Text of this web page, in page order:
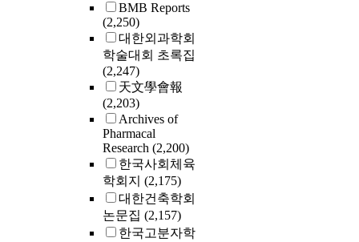
BMB Reports
(2,250)
대한외과학회
학술대회 초록집
(2,247)
天文學會報
(2,203)
Archives of
Pharmacal
Research (2,200)
한국사회체육
학회지 (2,175)
대한건축학회
논문집 (2,157)
한국고분자학